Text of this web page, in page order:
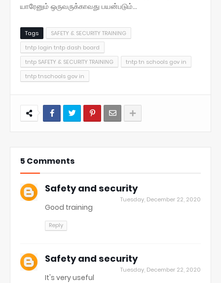
யாரேனும் ஒருவருக்காவது பயன்படும்...
Tags
SAFETY & SECURITY TRAINING
tntp login tntp dash board
tntp SAFETY & SECURITY TRAINING
tntp tn schools gov in
tntp tnschools gov in
5 Comments
Safety and security
Tuesday, December 22, 2020
Good training
Reply
Safety and security
Tuesday, December 22, 2020
It's very useful